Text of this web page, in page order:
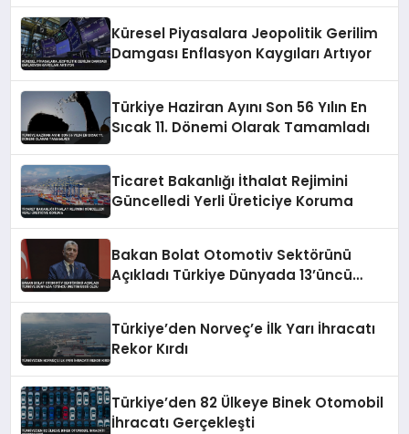
Küresel Piyasalara Jeopolitik Gerilim
Damgası Enflasyon Kaygıları Artıyor
Türkiye Haziran Ayını Son 56 Yılın En
Sıcak 11. Dönemi Olarak Tamamladı
Ticaret Bakanlığı İthalat Rejimini
Güncelledi Yerli Üreticiye Koruma
Bakan Bolat Otomotiv Sektörünü
Açıkladı Türkiye Dünyada 13’üncü
Türkiye’den Norveç’e İlk Yarı İhracatı
Rekor Kırdı
Türkiye’den 82 Ülkeye Binek Otomobil
İhracatı Gerçekleşti